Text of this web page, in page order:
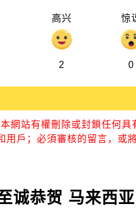
高兴
2
惊
0
網站有權刪除或封鎖任何
用戶；必須審核的留言，或
诚恭贺 马来西